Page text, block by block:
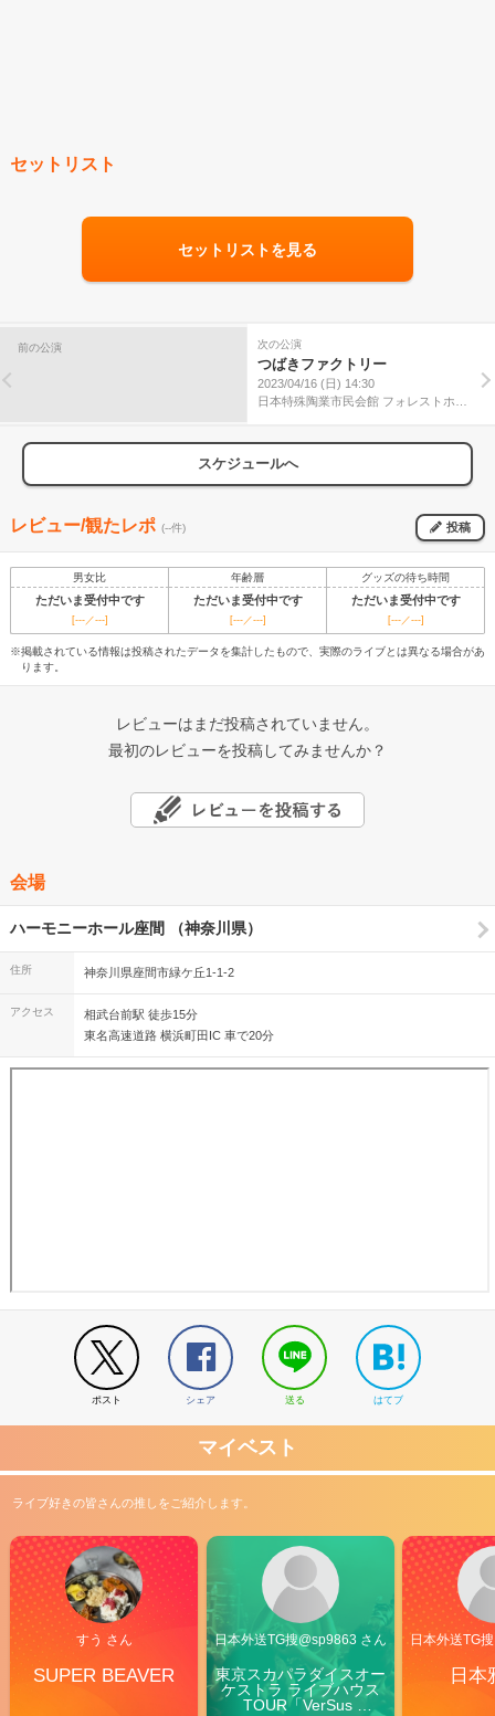
セットリスト
セットリストを見る
前の公演 次の公演
つばきファクトリー
2023/04/16 (日) 14:30
日本特殊陶業市民会館 フォレストホー
スケジュールへ
レビュー/観たレポ (--件) 投稿
男女比 年齢層 グッズの待ち時間
ただいま受付中です ただいま受付中です ただいま受付中です
[---／---] [---／---] [---／---]
※掲載されている情報は投稿されたデータを集計したもので、実際のライブとは異なる場合があ
ります。
レビューはまだ投稿されていません。
最初のレビューを投稿してみませんか？
会場
ハーモニーホール座間 （神奈川県）
住所 神奈川県座間市緑ケ丘1-1-2
アクセス
相武台前駅 徒歩15分
東名高速道路 横浜町田IC 車で20分
ポスト シェア 送る はてブ
マイベスト
ライブ好きの皆さんの推しをご紹介します。
すう さん
SUPER BEAVER
日本外送TG搜@sp9863 さん
東京スカパラダイスオー
ケストラ ライブハウス
TOUR「VerSus
日本外送TG
日本